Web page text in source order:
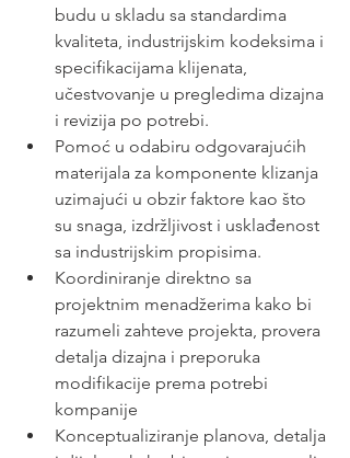
budu u skladu sa standardima
kvaliteta, industrijskim kodeksima i
specifikacijama klijenata,
učestvovanje u pregledima dizajna
i revizija po potrebi.
Pomoć u odabiru odgovarajućih
materijala za komponente klizanja
uzimajući u obzir faktore kao što
su snaga, izdržljivost i usklađenost
sa industrijskim propisima.
Koordiniranje direktno sa
projektnim menadžerima kako bi
razumeli zahteve projekta, provera
detalja dizajna i preporuka
modifikacije prema potrebi
kompanije
Konceptualiziranje planova, detalja